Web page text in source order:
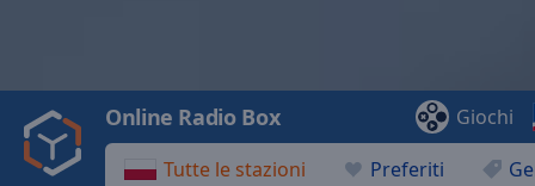
Video
Play
Backward
Tutte le stazioni Preferiti
Online Radio Box Giochi